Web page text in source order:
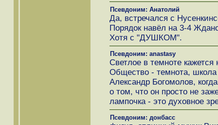
Псевдоним: Анатолий
Да, встречался с
Порядок навёл на 3-4
Хотя с "ДУШКОМ".
Псевдоним: anastasy
Светлое в темноте кажется
Общество - темнота,
Александр Богомолов,
о том, что он просто не
лампочка - это духовное
Псевдоним: донбасс